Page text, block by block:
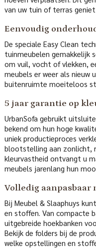
van uw tuin of terras
Eenvoudig
De speciale Easy Clean
tuinmeubelen gemakkelijk
om vuil, vocht of vlekken,
meubels er weer als
buitenruimte moeiteloos
5 jaar garantie op
UrbanSofa gebruikt
bekend om hun hoge
uniek productieproces
blootstelling aan zonlicht,
kleurvastheid ontvangt u
meubels jarenlang hun
Volledig aanpasbaar
Bij Meubel & Slaaphuys
en stoffen. Van compacte
uitgebreide hoekbanken
Bekijk de folders bij de
welke opstellingen en